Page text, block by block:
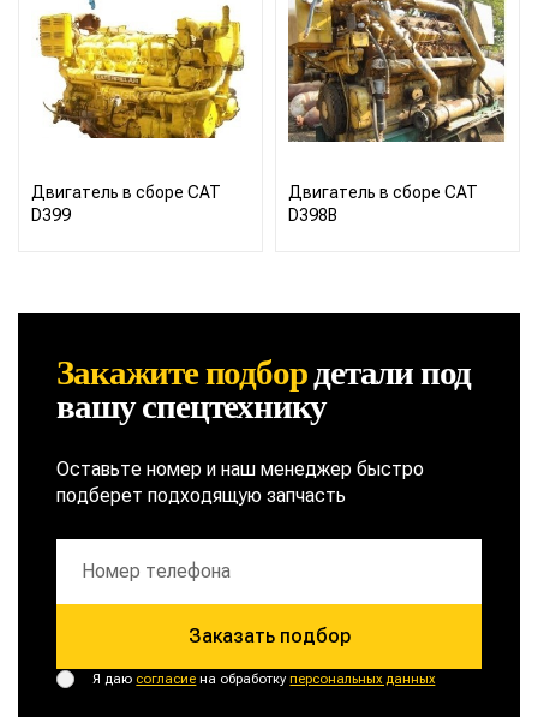
Двигатель в сборе CAT
D399
Двигатель в сборе CAT
D398B
Закажите подбордеталипод
вашу спецтехнику
Оставьте номер и наш менеджер быстро
подберет подходящую запчасть
Заказать подбор
Я даю согласие на обработкуперсональных данных